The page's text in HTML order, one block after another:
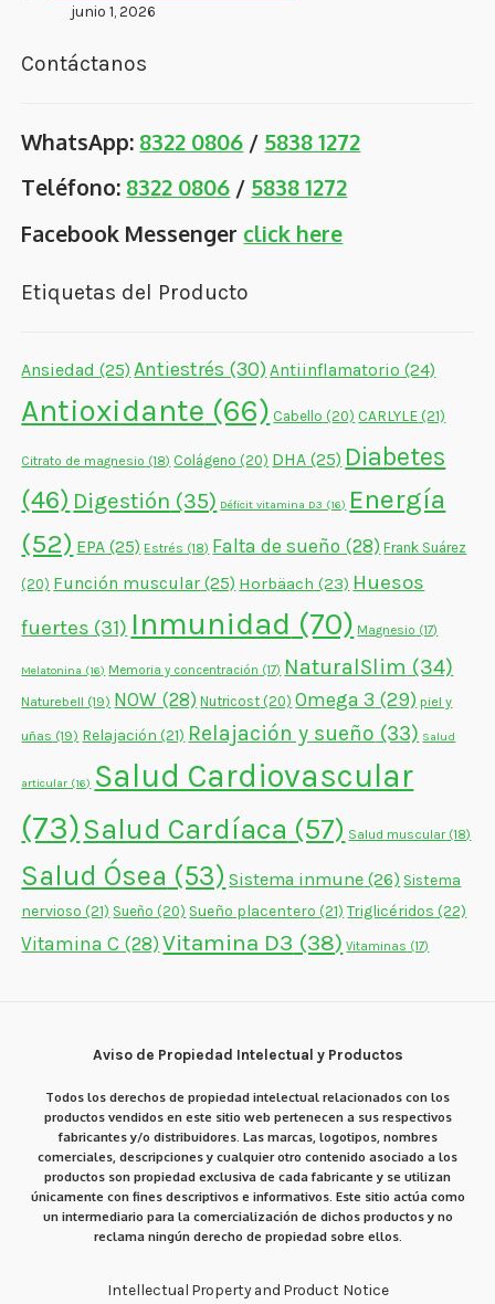
junio 1, 2026
Contáctanos
WhatsApp: 8322 0806 / 5838 1272
Teléfono: 8322 0806 / 5838 1272
Facebook Messenger click here
Etiquetas del Producto
Ansiedad (25) Antiestrés (30)Antiinflamatorio (24)
Antioxidante (66) Cabello (20) CARLYLE(21)
Citrato de magnesio (18) Colágeno (20) DHA (25) Diabetes
(46) Digestión (35) Déficit vitamina D3 (16) Energía
(52) EPA (25) Estrés (18) Falta de sueño (28) Frank Suárez
(20) Función muscular (25) Horbäach (23) Huesos
fuertes (31) Inmunidad (70) Magnesio (17)
Melatonina (16) Memoria y concentración (17) NaturalSlim (34)
Naturebell (19) NOW (28) Nutricost (20) Omega 3 (29) piel y
uñas (19) Relajación (21) Relajación y sueño (33) Salud
articular (16) Salud Cardiovascular
(73)Salud Cardíaca (57) Salud muscular(18)
Salud Ósea (53) Sistema inmune (26) Sistema
nervioso (21) Sueño (20) Sueño placentero (21) Triglicéridos (22)
Vitamina C (28) Vitamina D3 (38) Vitaminas (17)
Aviso de Propiedad Intelectual y Productos
Todos los derechos de propiedad intelectual relacionados con los
productos vendidos en este sitio web pertenecen a sus respectivos
fabricantes y/o distribuidores. Las marcas, logotipos, nombres
comerciales, descripciones y cualquier otro contenido asociado a los
productos son propiedad exclusiva de cada fabricante y se utilizan
únicamente con fines descriptivos e informativos. Este sitio actúa como
un intermediario para la comercialización de dichos productos y no
reclama ningún derecho de propiedad sobre ellos.
Intellectual Property and Product Notice